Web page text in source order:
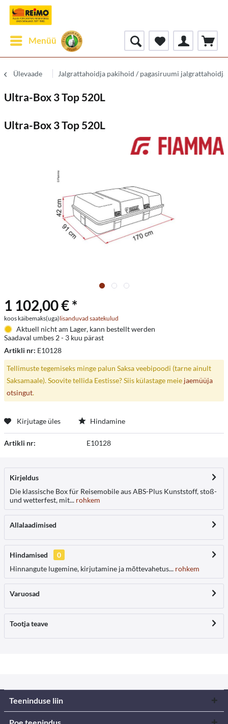
Menüü
Ülevaade Jalgrattahoidja pakihoid / pagasiruumi jalgrattahoidja
Ultra-Box 3 Top 520L
Ultra-Box 3 Top 520L
1 102,00 € *
koos käibemaks(uga)lisanduvad saatekulud
Aktuell nicht am Lager, kann bestellt werden
Saadaval umbes 2 - 3 kuu pärast
Artikli nr: E10128
Tellimuste tegemiseks minge palun Saksa veebipoodi (tarne ainult
Saksamaale). Soovite tellida Eestisse? Siis külastage meie jaemüüja
otsingut.
Kirjutage üles Hindamine
Artikli nr: E10128
Kirjeldus
Die klassische Box für Reisemobile aus ABS-Plus Kunststoff, stoß-
und wetterfest, mit... rohkem
Allalaadimised
Hindamised
0
Hinnangute lugemine, kirjutamine ja mõttevahetus... rohkem
Varuosad
Tootja teave
Teeninduse liin
Poe teenindus